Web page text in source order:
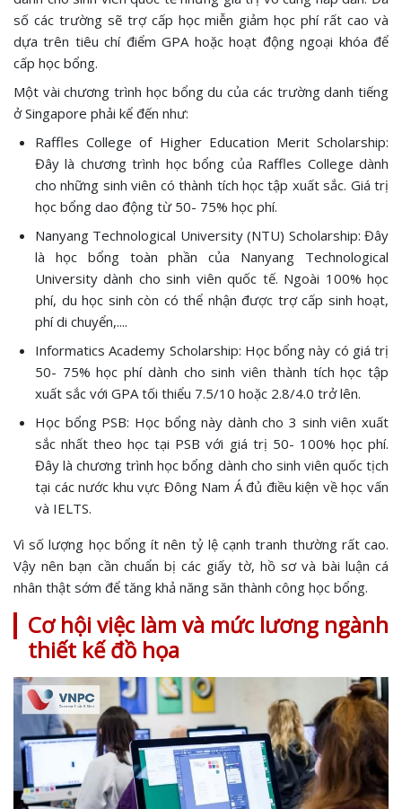
số các trường sẽ trợ cấp học miễn giảm học phí rất cao và
dựa trên tiêu chí điểm GPA hoặc hoạt động ngoại khóa để
cấp học bổng.
Một vài chương trình học bổng du của các trường danh tiếng
ở Singapore phải kể đến như:
Raffles College of Higher Education Merit Scholarship:
Đây là chương trình học bổng của Raffles College dành
cho những sinh viên có thành tích học tập xuất sắc. Giá trị
học bổng dao động từ 50- 75% học phí.
Nanyang Technological University (NTU) Scholarship: Đây
là học bổng toàn phần của Nanyang Technological
University dành cho sinh viên quốc tế. Ngoài 100% học
phí, du học sinh còn có thể nhận được trợ cấp sinh hoạt,
phí di chuyển,....
Informatics Academy Scholarship: Học bổng này có giá trị
50- 75% học phí dành cho sinh viên thành tích học tập
xuất sắc với GPA tối thiểu 7.5/10 hoặc 2.8/4.0 trở lên.
Học bổng PSB: Học bổng này dành cho 3 sinh viên xuất
sắc nhất theo học tại PSB với giá trị 50- 100% học phí.
Đây là chương trình học bổng dành cho sinh viên quốc tịch
tại các nước khu vực Đông Nam Á đủ điều kiện về học vấn
và IELTS.
Vì số lượng học bổng ít nên tỷ lệ cạnh tranh thường rất cao.
Vậy nên bạn cần chuẩn bị các giấy tờ, hồ sơ và bài luận cá
nhân thật sớm để tăng khả năng săn thành công học bổng.
Cơ hội việc làm và mức lương ngành
thiết kế đồ họa